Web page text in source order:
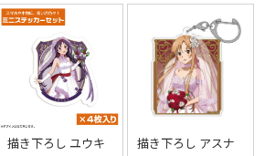
描き下ろし ユウキ
描き下ろし アスナ